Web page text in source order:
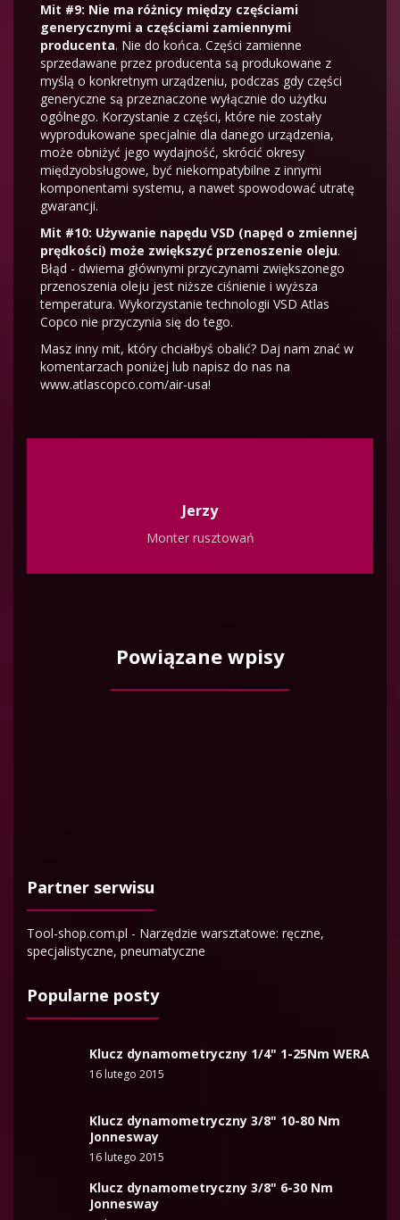
Mit #9: Nie ma różnicy między częściami
generycznymi a częściami zamiennymi
producenta. Nie do końca. Części zamienne
sprzedawane przez producenta są produkowane z
myślą o konkretnym urządzeniu, podczas gdy części
generyczne są przeznaczone wyłącznie do użytku
ogólnego. Korzystanie z części, które nie zostały
wyprodukowane specjalnie dla danego urządzenia,
może obniżyć jego wydajność, skrócić okresy
międzyobsługowe, być niekompatybilne z innymi
komponentami systemu, a nawet spowodować utratę
gwarancji.
Mit #10: Używanie napędu VSD (napęd o zmiennej
prędkości) może zwiększyć przenoszenie oleju.
Błąd - dwiema głównymi przyczynami zwiększonego
przenoszenia oleju jest niższe ciśnienie i wyższa
temperatura. Wykorzystanie technologii VSD Atlas
Copco nie przyczynia się do tego.
Masz inny mit, który chciałbyś obalić? Daj nam znać w
komentarzach poniżej lub napisz do nas na
www.atlascopco.com/air-usa!
Jerzy
Monter rusztowań
Powiązane wpisy
Partner serwisu
Tool-shop.com.pl - Narzędzie warsztatowe: ręczne,
specjalistyczne, pneumatyczne
Popularne posty
Klucz dynamometryczny 1/4" 1-25Nm WERA
16 lutego 2015
Klucz dynamometryczny 3/8" 10-80 Nm
Jonnesway
16 lutego 2015
Klucz dynamometryczny 3/8" 6-30 Nm
Jonnesway